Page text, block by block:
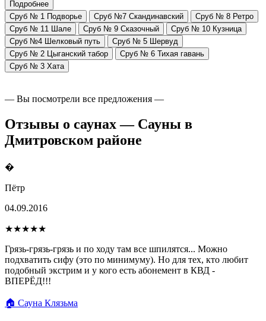
Подробнее
Сруб № 1 Подворье
Сруб №7 Скандинавский
Сруб № 8 Ретро
Сруб № 11 Шале
Сруб № 9 Сказочный
Сруб № 10 Кузница
Сруб №4 Шелковый путь
Сруб № 5 Шервуд
Сруб № 2 Цыганский табор
Сруб № 6 Тихая гавань
Сруб № 3 Хата
— Вы посмотрели все предложения —
Отзывы о саунах — Сауны в
Дмитровском районе
�
Пётр
04.09.2016
★★★★★
Грязь-грязь-грязь и по ходу там все шпилятся... Можно
подхватить сифу (это по минимуму). Но для тех, кто любит
подобный экстрим и у кого есть абонемент в КВД -
ВПЕРЁД!!!
🏠 Сауна Клязьма